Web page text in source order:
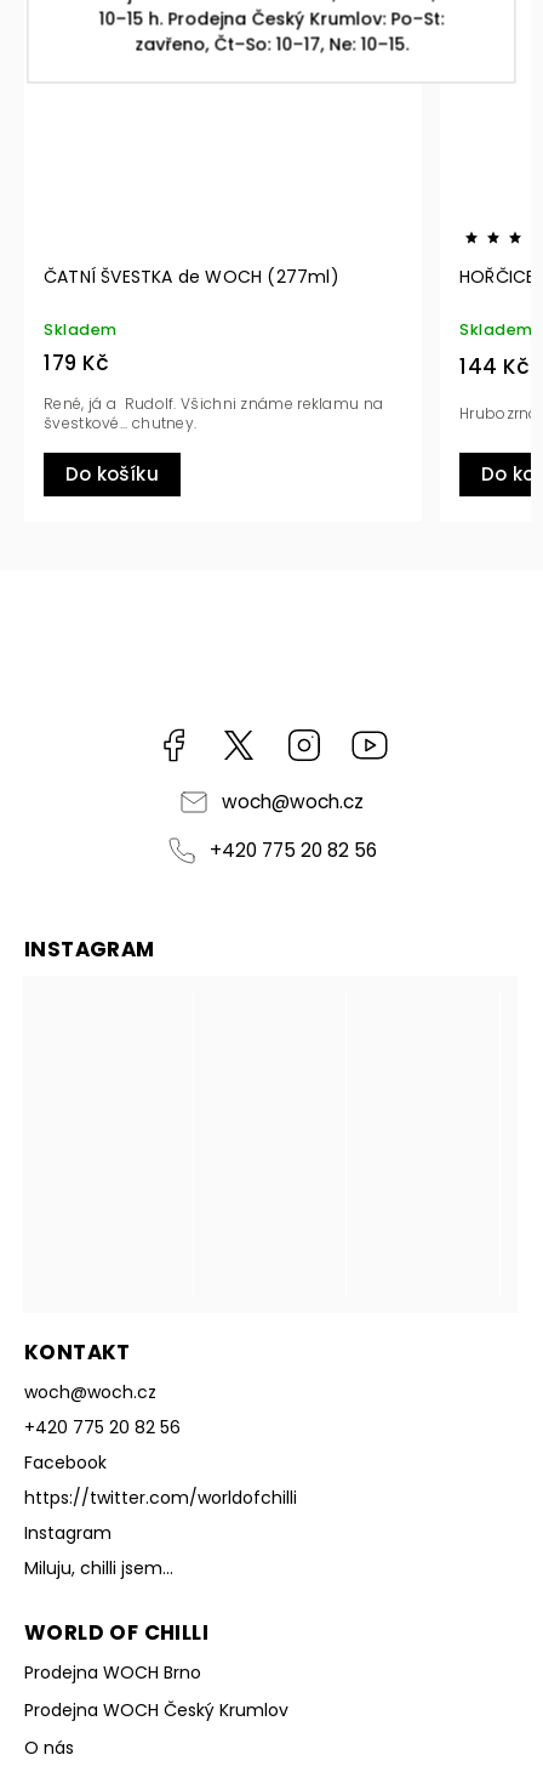
10–15 h. Prodejna Český Krumlov: Po–St:
zavřeno, Čt–So: 10–17, Ne: 10–15.
ŠVESTKA de WOCH (277ml)
Kč
Do košíku
já a Rudolf. Všichni známe reklamu na
chutney.
HOŘČICE
Skladem
144 Kč
Do košíku
Hrubozrná, s
Facebook https://twitter.com/worldofchilli
Instagram
woch@woch.cz
+420 775 20 82 56
KONTAKT
woch@woch.cz
+420 775 20 82 56
Facebook
https://twitter.com/worldofchilli
Instagram
Miluju, chilli jsem...
WORLD OF CHILLI
Prodejna WOCH Brno
Prodejna WOCH Český Krumlov
O nás
INSTAGRAM